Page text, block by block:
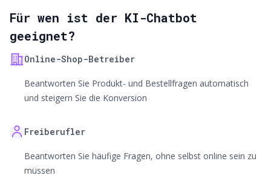
Für wen ist der KI-Chatbot
geeignet?
Online-Shop-Betreiber
Beantworten Sie Produkt- und Bestellfragen automatisch
und steigern Sie die Konversion
Freiberufler
Beantworten Sie häufige Fragen, ohne selbst online sein zu
müssen